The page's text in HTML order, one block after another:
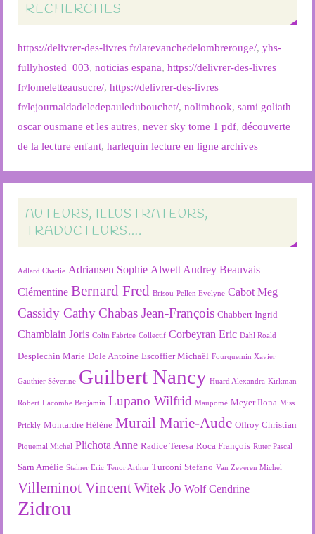
RECHERCHES
https://delivrer-des-livres fr/larevanchedelombrerouge/,yhs-
fullyhosted_003,noticias espana,https://delivrer-des-livres
fr/lomeletteausucre/,https://delivrer-des-livres
fr/lejournaldadeledepauledubouchet/,nolimbook,sami goliath
oscar ousmane et les autres,never sky tome 1 pdf,découverte
de la lecture enfant,harlequin lecture en ligne archives
AUTEURS, ILLUSTRATEURS,
TRADUCTEURS….
Adlard Charlie Adriansen Sophie Alwett Audrey Beauvais
Clémentine Bernard Fred Brisou-Pellen Evelyne Cabot Meg
Cassidy Cathy Chabas Jean-François Chabbert Ingrid
Chamblain Joris Colin Fabrice Collectif Corbeyran Eric Dahl Roald
Desplechin Marie Dole Antoine Escoffier Michaël Fourquemin Xavier
Gauthier Séverine Guilbert Nancy Huard Alexandra Kirkman
Robert Lacombe Benjamin Lupano Wilfrid Maupomé Meyer Ilona Miss
Prickly Montardre Hélène Murail Marie-Aude Offroy Christian
Piquemal Michel Plichota Anne Radice Teresa Roca François Ruter Pascal
Sarn Amélie Stalner Eric Tenor Arthur Turconi Stefano Van Zeveren Michel
Villeminot Vincent Witek Jo Wolf Cendrine
Zidrou